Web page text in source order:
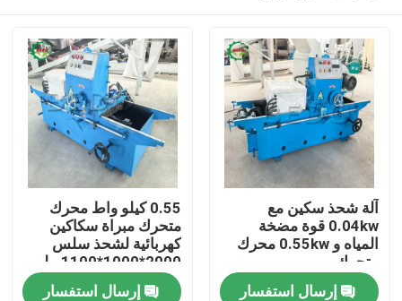
المنزل
آلة شحذ سكين مع
0.04kw قوة مضخة
المياه و 0.55kw محرك
متحرك
إرسال استفسار
0.55 كيلو واط محرك
متحرك مبراة سكاكين
كهربائية لشحذ سلس
2000*1000*1100 ملم
إرسال استفسار